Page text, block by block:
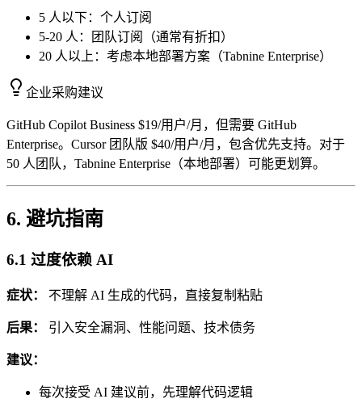
5 人以下：个人订阅
5-20 人：团队订阅（通常有折扣）
20 人以上：考虑本地部署方案（Tabnine Enterprise）
企业采购建议
GitHub Copilot Business $19/用户/月，但需要 GitHub
Enterprise。Cursor 团队版 $40/用户/月，包含优先支持。对于
50 人团队，Tabnine Enterprise（本地部署）可能更划算。
6. 避坑指南
6.1 过度依赖 AI
症状： 不理解 AI 生成的代码，直接复制粘贴
后果： 引入安全漏洞、性能问题、技术债务
建议：
每次接受 AI 建议前，先理解代码逻辑